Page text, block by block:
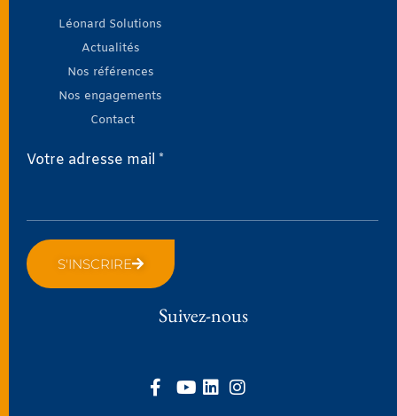
Léonard Solutions
Actualités
Nos références
Nos engagements
Contact
Votre adresse mail *
S'INSCRIRE
Suivez-nous